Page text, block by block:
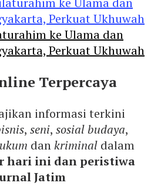
ke Ulama dan
Perkuat Ukhuwah
Terpercaya
informasi terkini
, seni, sosial budaya,
dankriminal dalam
hari ini dan peristiwa
Jatim